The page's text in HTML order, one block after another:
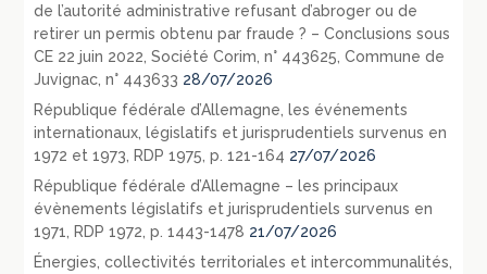
de l’autorité administrative refusant d’abroger ou de
retirer un permis obtenu par fraude ? – Conclusions sous
CE 22 juin 2022, Société Corim, n° 443625, Commune de
Juvignac, n° 443633 28/07/2026
République fédérale d’Allemagne, les événements
internationaux, législatifs et jurisprudentiels survenus en
1972 et 1973, RDP 1975, p. 121-164 27/07/2026
République fédérale d’Allemagne – les principaux
évènements législatifs et jurisprudentiels survenus en
1971, RDP 1972, p. 1443-1478 21/07/2026
Énergies, collectivités territoriales et intercommunalités,